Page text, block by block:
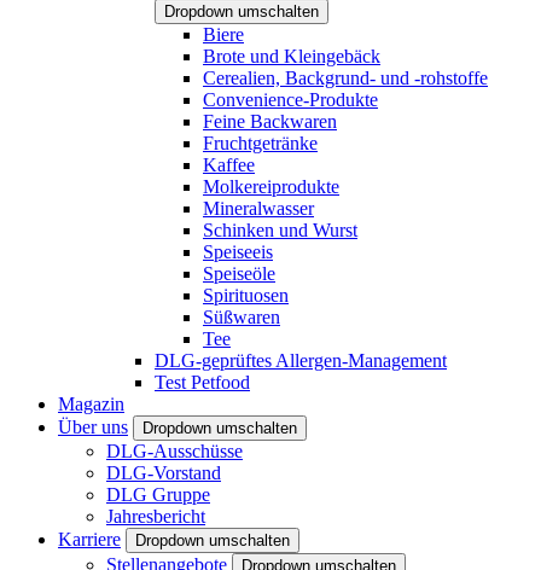
Dropdown umschalten
Biere
Brote und Kleingebäck
Cerealien, Backgrund- und -rohstoffe
Convenience-Produkte
Feine Backwaren
Fruchtgetränke
Kaffee
Molkereiprodukte
Mineralwasser
Schinken und Wurst
Speiseeis
Speiseöle
Spirituosen
Süßwaren
Tee
DLG-geprüftes Allergen-Management
Test Petfood
Magazin
Über uns
Dropdown umschalten
DLG-Ausschüsse
DLG-Vorstand
DLG Gruppe
Jahresbericht
Karriere
Dropdown umschalten
Stellenangebote Dropdown umschalten